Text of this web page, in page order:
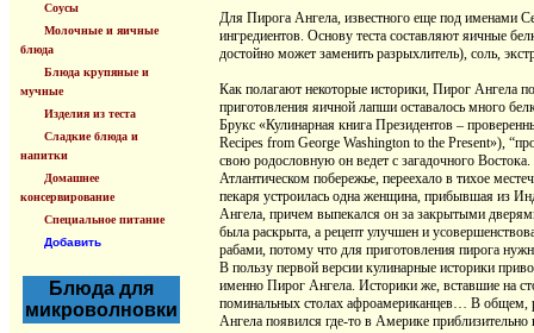
Соусы
Молочные и яичные
блюда
Блюда крупяные и
мучные
Изделия из теста
Сладкие блюда и
напитки
Домашнее
консервирование
Специальное питание
Добавить
Блюда для
микроволновки
Для Пирога Ангела, известного еще под именами
ингредиентов. Основу теста составляют яичные
достойно может заменить разрыхлитель), соль,
Как полагают некоторые историки, Пирог Ангела
приготовления яичной лапши оставалось много
Брукс «Кулинарная книга Президентов –
Recipes from George Washington to the Present»),
свою родословную он ведет с загадочного
Атлантическом побережье, переехало в тихое
пекаря устроилась одна женщина, прибывшая из
Ангела, причем выпекался он за закрытыми
была раскрыта, а рецепт улучшен и
рабами, потому что для приготовления пирога
В пользу первой версии кулинарные историки
именно Пирог Ангела. Историки же, вставшие на
поминальных столах афроамериканцев… В общем,
Ангела появился где-то в Америке приблизительно